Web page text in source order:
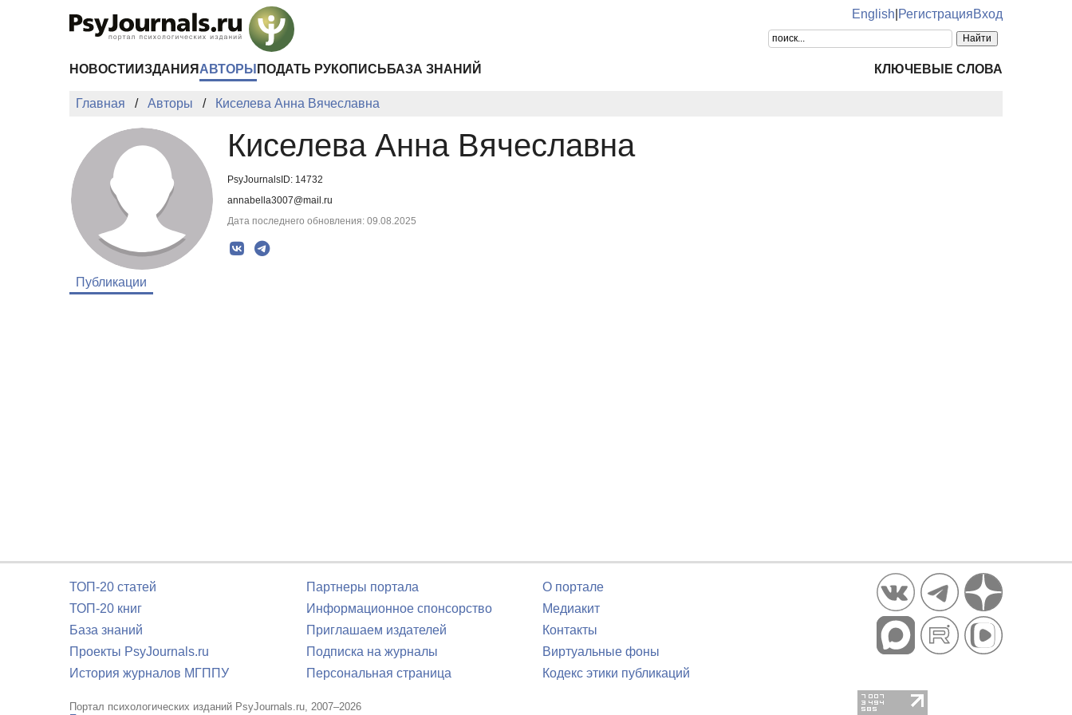
English РегистрацияВход
НОВОСТИ ИЗДАНИЯ АВТОРЫ ПОДАТЬ РУКОПИСЬ БАЗА ЗНАНИЙ КЛЮЧЕВЫЕ СЛОВА
Главная Авторы Киселева Анна Вячеславна
Киселева Анна Вячеславна
PsyJournalsID: 14732
annabella3007@mail.ru
Дата последнего обновления: 09.08.2025
Публикации
ТОП-20 статей
ТОП-20 книг
База знаний
Проекты PsyJournals.ru
История журналов МГППУ
Партнеры портала
Информационное спонсорство
Приглашаем издателей
Подписка на журналы
Персональная страница
О портале
Медиакит
Контакты
Виртуальные фоны
Кодекс этики публикаций
Портал психологических изданий PsyJournals.ru, 2007–2026